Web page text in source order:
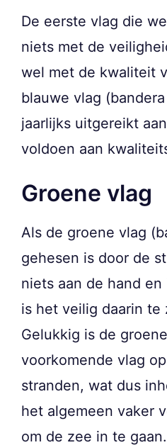
De eerste vlag die
niets met de
wel met de kwaliteit
blauwe vlag
jaarlijks uitgereikt
voldoen aan
Groene vlag
Als de groene vlag
gehesen is door de
niets aan de hand
is het veilig daarin te
Gelukkig is de
voorkomende vlag
stranden, wat dus
het algemeen vaker
om de zee in te gaan.